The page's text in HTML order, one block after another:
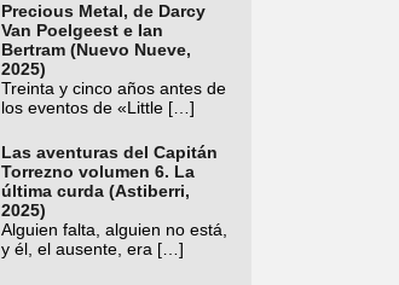
Precious Metal, de Darcy
Van Poelgeest e Ian
Bertram (Nuevo Nueve,
2025)
Treinta y cinco años antes de
los eventos de «Little […]
Las aventuras del Capitán
Torrezno volumen 6. La
última curda (Astiberri,
2025)
Alguien falta, alguien no está,
y él, el ausente, era […]